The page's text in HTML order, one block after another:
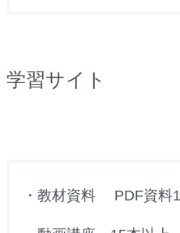
学習サイト
・教材資料 PDF資料